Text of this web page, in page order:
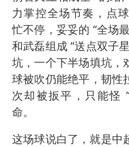
力掌控全场节奏，点
忙不停，妥妥的 “全场
和武磊组成 “送点双子
坑，一个下半场填坑，
球被吹仍能绝平，韧性
次却被扳平，只能怪
命。
这场球说白了，就是中